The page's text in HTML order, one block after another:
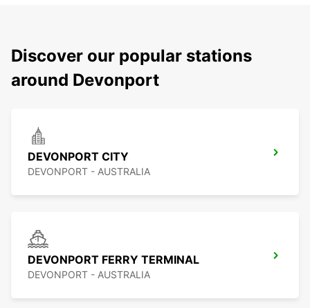
Discover our popular stations
around Devonport
DEVONPORT CITY
DEVONPORT - AUSTRALIA
DEVONPORT FERRY TERMINAL
DEVONPORT - AUSTRALIA